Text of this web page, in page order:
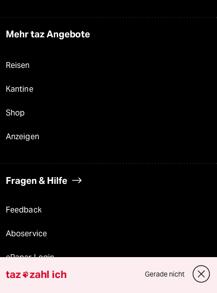
Mehr taz Angebote
Reisen
Kantine
Shop
Anzeigen
Fragen & Hilfe
Feedback
Aboservice
ePaper Login
Downloads für Abonnierende
taz zahl ich Gerade nicht